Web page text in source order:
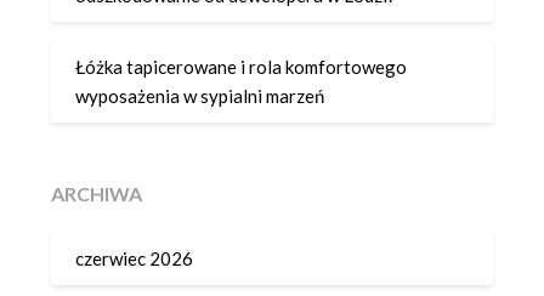
Łóżka tapicerowane i rola komfortowego
wyposażenia w sypialni marzeń
ARCHIWA
czerwiec 2026